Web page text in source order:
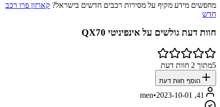
מחפשים מידע מקיף על מסירות רכבים חדשים בישראל? קארזון פרו רכב
חדש
חוות דעת גולשים על אינפיניטי QX70
5מתוך 2 חוות דעת
הוסף חוות דעת
41, men
•2023-10-01